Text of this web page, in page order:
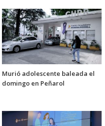
Murió adolescente baleada el
domingo en Peñarol